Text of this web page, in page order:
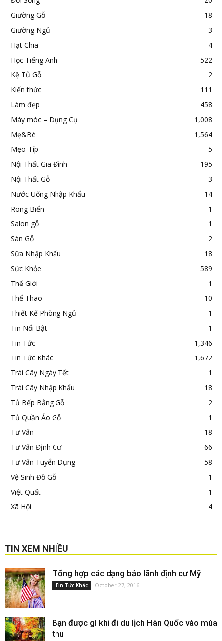
Giường Gỗ
18
Giường Ngủ
3
Hạt Chia
4
Học Tiếng Anh
522
Kệ Tủ Gỗ
2
Kiến thức
111
Làm đẹp
458
Máy móc – Dụng Cụ
1,008
Mẹ&Bé
1,564
Mẹo-Típ
5
Nội Thất Gia Đình
195
Nội Thất Gỗ
3
Nước Uống Nhập Khẩu
14
Rong Biển
1
Salon gỗ
1
Sàn Gỗ
2
Sữa Nhập Khẩu
18
Sức Khỏe
589
Thế Giới
1
Thể Thao
10
Thiết Kế Phòng Ngủ
1
Tin Nổi Bật
1
Tin Tức
1,346
Tin Tức Khác
1,672
Trái Cây Ngày Tết
1
Trái Cây Nhập Khẩu
18
Tủ Bếp Bằng Gỗ
2
Tủ Quần Áo Gỗ
1
Tư Vấn
18
Tư Vấn Định Cư
66
Tư Vấn Tuyển Dụng
58
Vệ Sinh Đồ Gỗ
1
Việt Quất
1
Xã Hội
4
TIN XEM NHIỀU
Tổng hợp các dạng bảo lãnh định cư Mỹ
Tin Tức Khác October 27, 2016
Bạn được gì khi đi du lịch Hàn Quốc vào mùa
thu